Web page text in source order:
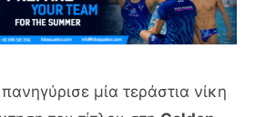
πανηγύρισε μία τεράστια νίκη